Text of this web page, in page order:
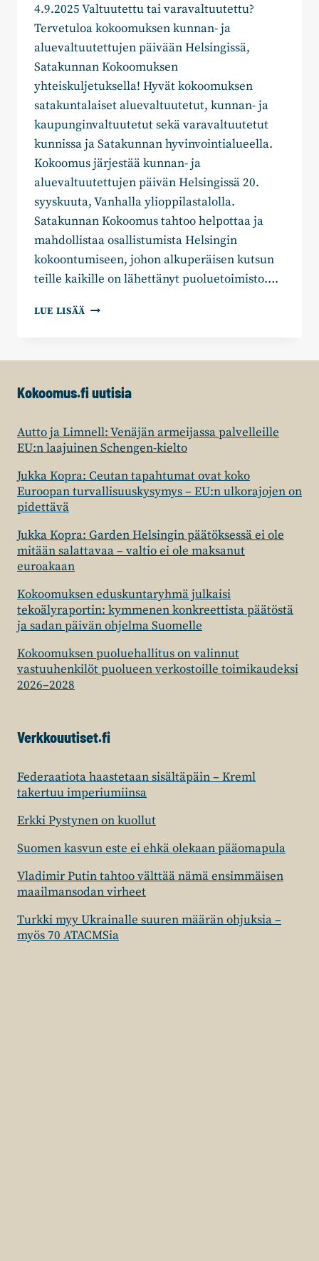
4.9.2025 Valtuutettu tai varavaltuutettu?
Tervetuloa kokoomuksen kunnan- ja
aluevaltuutettujen päivään Helsingissä,
Satakunnan Kokoomuksen
yhteiskuljetuksella! Hyvät kokoomuksen
satakuntalaiset aluevaltuutetut, kunnan- ja
kaupunginvaltuutetut sekä varavaltuutetut
kunnissa ja Satakunnan hyvinvointialueella.
Kokoomus järjestää kunnan- ja
aluevaltuutettujen päivän Helsingissä 20.
syyskuuta, Vanhalla ylioppilastalolla.
Satakunnan Kokoomus tahtoo helpottaa ja
mahdollistaa osallistumista Helsingin
kokoontumiseen, johon alkuperäisen kutsun
teille kaikille on lähettänyt puoluetoimisto….
LUE LISÄÄ TERVETULOA
YHTEISKULJETUKSELLA!
Kokoomus.fi uutisia
Autto ja Limnell: Venäjän armeijassa palvelleille
EU:n laajuinen Schengen-kielto
Jukka Kopra: Ceutan tapahtumat ovat koko
Euroopan turvallisuuskysymys – EU:n ulkorajojen on
pidettävä
Jukka Kopra: Garden Helsingin päätöksessä ei ole
mitään salattavaa – valtio ei ole maksanut
euroakaan
Kokoomuksen eduskuntaryhmä julkaisi
tekoälyraportin: kymmenen konkreettista päätöstä
ja sadan päivän ohjelma Suomelle
Kokoomuksen puoluehallitus on valinnut
vastuuhenkilöt puolueen verkostoille toimikaudeksi
2026–2028
Verkkouutiset.fi
Federaatiota haastetaan sisältäpäin – Kreml
takertuu imperiumiinsa
Erkki Pystynen on kuollut
Suomen kasvun este ei ehkä olekaan pääomapula
Vladimir Putin tahtoo välttää nämä ensimmäisen
maailmansodan virheet
Turkki myy Ukrainalle suuren määrän ohjuksia –
myös 70 ATACMSia